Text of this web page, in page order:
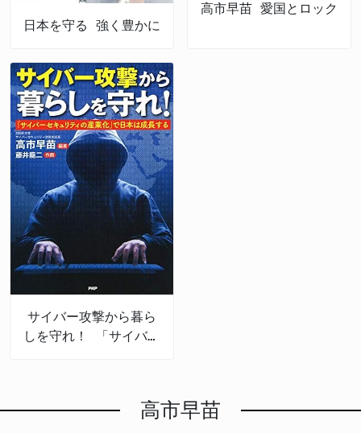
日本を守る 強く豊かに
高市早苗 愛国とロック
サイバー攻撃から暮ら
しを守れ！ 「サイバー
高市早苗